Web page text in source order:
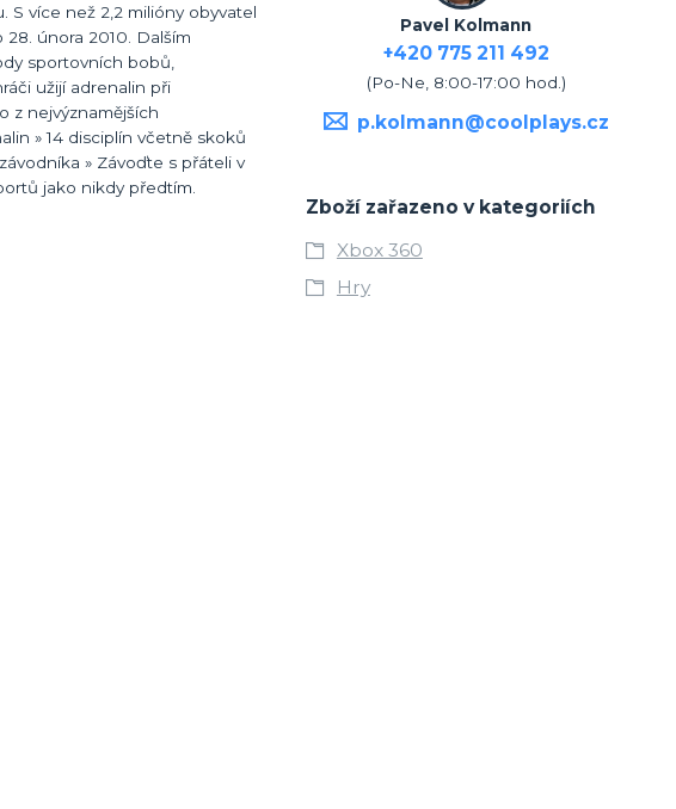
více než 2,2 milióny obyvatel
února 2010. Dalším
sportovních bobů,
užijí adrenalin při
z nejvýznamějších
» 14 disciplín včetně skoků
» Závoďte s přáteli v
jako nikdy předtím.
Pavel Kolmann
+420 775 211 492
(Po-Ne, 8:00-17:00 hod.)
p.kolmann@coolplays.cz
Zboží zařazeno v kategoriích
Xbox 360
Hry